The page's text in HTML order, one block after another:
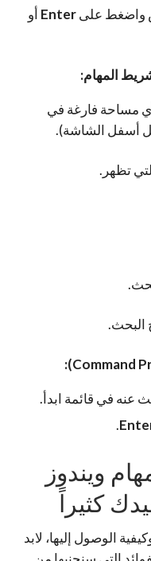
واضغط علىEnter أو
المهام:
مساحة فارغة في
أسفل الشاشة).
تظهر.
البحث.
عنه في قائمة ابدأ.
.
ويندوز
الوصول إليها، لابد